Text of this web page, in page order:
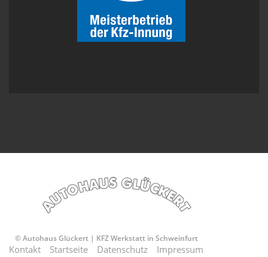
© Autohaus Glückert | KFZ Werkstatt in Schweinfurt
Kontakt Startseite Datenschutz Impressum